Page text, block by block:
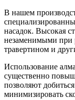
В нашем
насадок. Высокая
незаменимыми при
травертином и
Использование
существенно
позволяют
минимизировать